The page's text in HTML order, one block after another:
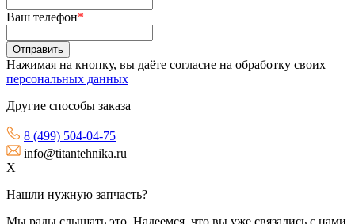
Ваш телефон*
Нажимая на кнопку, вы даёте согласие на обработку своих
персональных данных
Другие способы заказа
8 (499) 504-04-75
info@titantehnika.ru
X
Нашли нужную запчасть?
Мы рады слышать это. Надеемся, что вы уже связались с нами